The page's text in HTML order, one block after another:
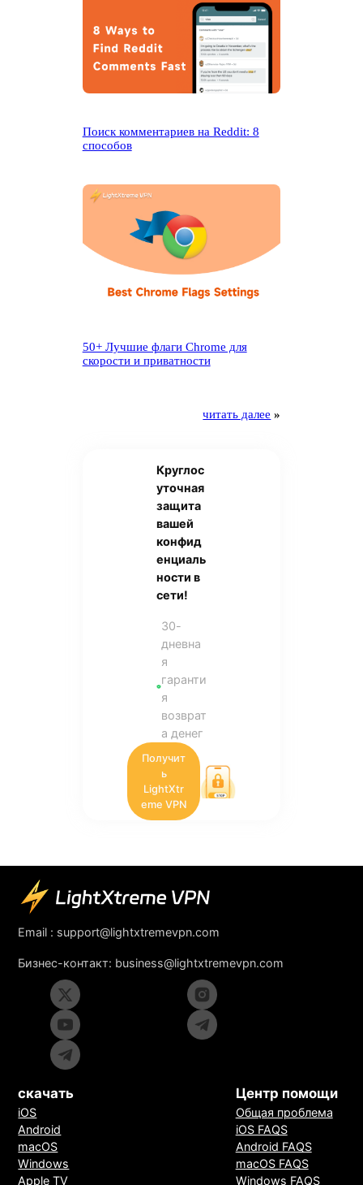
Поиск комментариев на Reddit: 8
способов
50+ Лучшие флаги Chrome для
скорости и приватности
читать далее »
Круглос
уточная
защита
вашей
конфид
енциаль
ности в
сети!
30-
дневна
я
гаранти
я
возврат
а денег
Получит
ь
LightXtr
eme VPN
Email : support@lightxtremevpn.com
Бизнес-контакт: business@lightxtremevpn.com
скачать
iOS
Android
macOS
Windows
Apple TV
Центр помощи
Общая проблема
iOS FAQS
Android FAQS
macOS FAQS
Windows FAQS